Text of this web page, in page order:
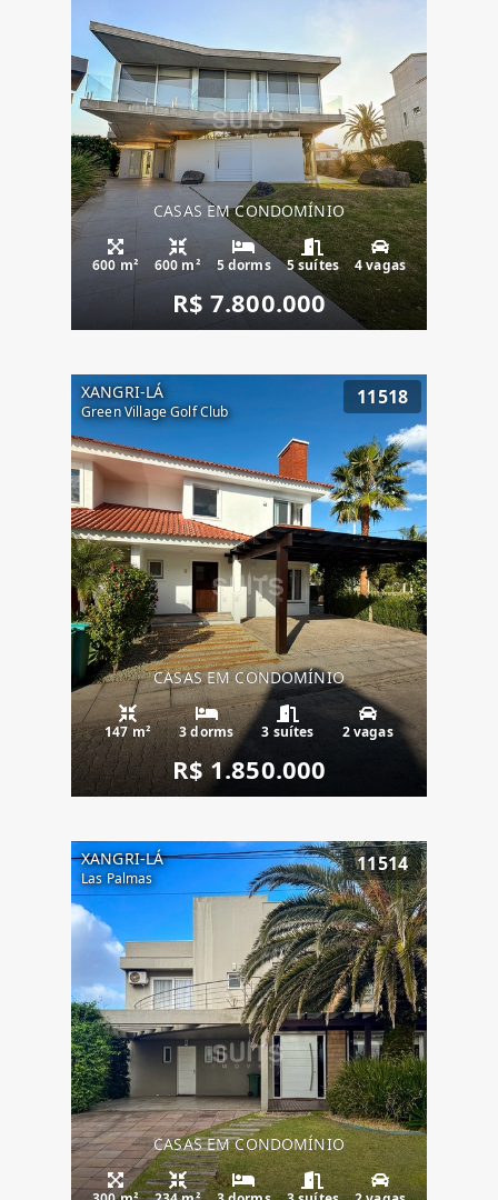
CASAS EM CONDOMÍNIO
600 m² 600 m² 5 dorms 5 suítes 4 vagas
R$ 7.800.000
XANGRI-LÁ
Green Village Golf Club
11518
CASAS EM CONDOMÍNIO
147 m² 3 dorms 3 suítes 2 vagas
R$ 1.850.000
XANGRI-LÁ
Las Palmas
11514
CASAS EM CONDOMÍNIO